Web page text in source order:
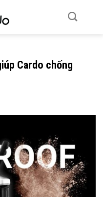
Cardo chống